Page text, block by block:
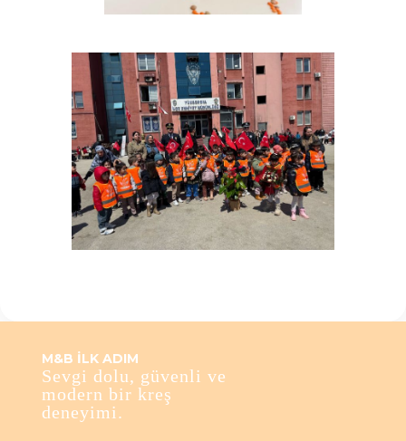
M&B İLK ADIM
Sevgi dolu, güvenli ve
modern bir kreş
deneyimi.